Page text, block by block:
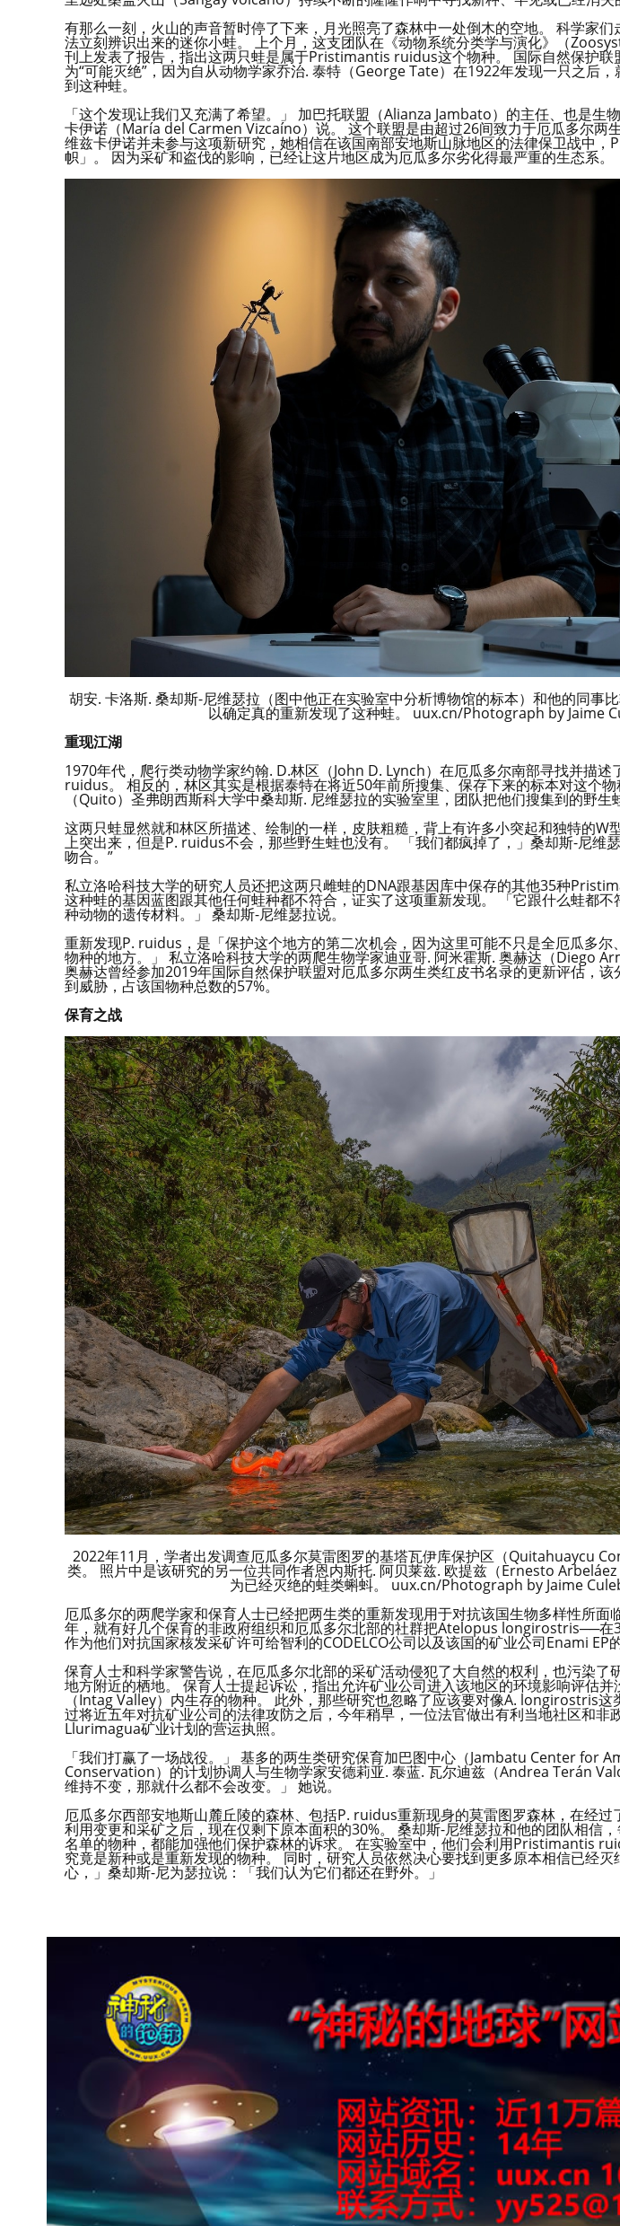
有那么一刻，火山的声音暂时停了下来，月光照亮了森林中一处倒木的空地。 科学家
法立刻辨识出来的迷你小蛙。 上个月，这支团队在《动物系统分类学与演化》（
刊上发表了报告，指出这两只蛙是属于Pristimantis ruidus这个物种。 国际自然保护联
为“可能灭绝”，因为自从动物学家乔治. 泰特（George Tate）在1922年发现一只之后
到这种蛙。
「这个发现让我们又充满了希望。」 加巴托联盟（Alianza Jambato）的主任、也是生
卡伊诺（María del Carmen Vizcaíno）说。 这个联盟是由超过26间致力于厄瓜多尔两
维兹卡伊诺并未参与这项新研究，她相信在该国南部安地斯山脉地区的法律保卫战中
帜」。 因为采矿和盗伐的影响，已经让这片地区成为厄瓜多尔劣化得最严重的生态系。
胡安. 卡洛斯. 桑却斯-尼维瑟拉（图中他正在实验室中分析博物馆的标本）和他的同事
以确定真的重新发现了这种蛙。 uux.cn/Photograph by Jaime
重现江湖
1970年代，爬行类动物学家约翰. D.林区（John D. Lynch）在厄瓜多尔南部寻找并描述
ruidus。 相反的，林区其实是根据泰特在将近50年前所搜集、保存下来的标本对这个
（Quito）圣弗朗西斯科大学中桑却斯. 尼维瑟拉的实验室里，团队把他们搜集到的野生
这两只蛙显然就和林区所描述、绘制的一样，皮肤粗糙，背上有许多小突起和独特的W
上突出来，但是P. ruidus不会，那些野生蛙也没有。 「我们都疯掉了，」桑却斯-尼维
吻合。”
私立洛哈科技大学的研究人员还把这两只雌蛙的DNA跟基因库中保存的其他35种
这种蛙的基因蓝图跟其他任何蛙种都不符合，证实了这项重新发现。 「它跟什么蛙都
种动物的遗传材料。」 桑却斯-尼维瑟拉说。
重新发现P. ruidus，是「保护这个地方的第二次机会，因为这里可能不只是全厄瓜多尔
物种的地方。」 私立洛哈科技大学的两爬生物学家迪亚哥. 阿米霍斯. 奥赫达（Diego
奥赫达曾经参加2019年国际自然保护联盟对厄瓜多尔两生类红皮书名录的更新评估，
到威胁，占该国物种总数的57%。
保育之战
2022年11月，学者出发调查厄瓜多尔莫雷图罗的基塔瓦伊库保护区（Quitahuaycu
类。 照片中是该研究的另一位共同作者恩内斯托. 阿贝莱兹. 欧提兹（Ernesto
为已经灭绝的蛙类蝌蚪。 uux.cn/Photograph by Jaime
厄瓜多尔的两爬学家和保育人士已经把两生类的重新发现用于对抗该国生物多样性所面
年，就有好几个保育的非政府组织和厄瓜多尔北部的社群把Atelopus longirostris──
作为他们对抗国家核发采矿许可给智利的CODELCO公司以及该国的矿业公司Enami EP的
保育人士和科学家警告说，在厄瓜多尔北部的采矿活动侵犯了大自然的权利，也污染
地方附近的栖地。 保育人士提起诉讼，指出允许矿业公司进入该地区的环境影响评估
（Intag Valley）内生存的物种。 此外，那些研究也忽略了应该要对像A. longirostris
过将近五年对抗矿业公司的法律攻防之后，今年稍早，一位法官做出有利当地社区和非
Llurimagua矿业计划的营运执照。
「我们打赢了一场战役。」 基多的两生类研究保育加巴图中心（Jambatu Center for
Conservation）的计划协调人与生物学家安德莉亚. 泰蓝. 瓦尔迪兹（Andrea Terán
维持不变，那就什么都不会改变。」 她说。
厄瓜多尔西部安地斯山麓丘陵的森林、包括P. ruidus重新现身的莫雷图罗森林，在经
利用变更和采矿之后，现在仅剩下原本面积的30%。 桑却斯-尼维瑟拉和他的团队相信
名单的物种，都能加强他们保护森林的诉求。 在实验室中，他们会利用Pristimantis
究竟是新种或是重新发现的物种。 同时，研究人员依然决心要找到更多原本相信已经
心，」桑却斯-尼为瑟拉说：「我们认为它们都还在野外。」